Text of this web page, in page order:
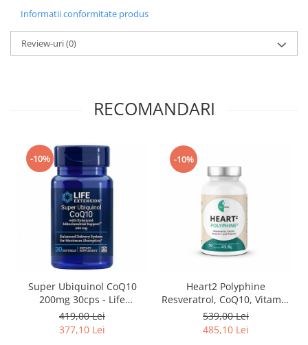
Informatii conformitate produs
Review-uri(0)
RECOMANDARI
-10%
Super Ubiquinol CoQ10
200mg 30cps - Life
Extension
419,00 Lei
377,10 Lei
-10%
Heart2 Polyphine
Resveratrol, CoQ10, Vitamin
C and Thianin 90 capsule -
GO-Keto
539,00 Lei
485,10 Lei